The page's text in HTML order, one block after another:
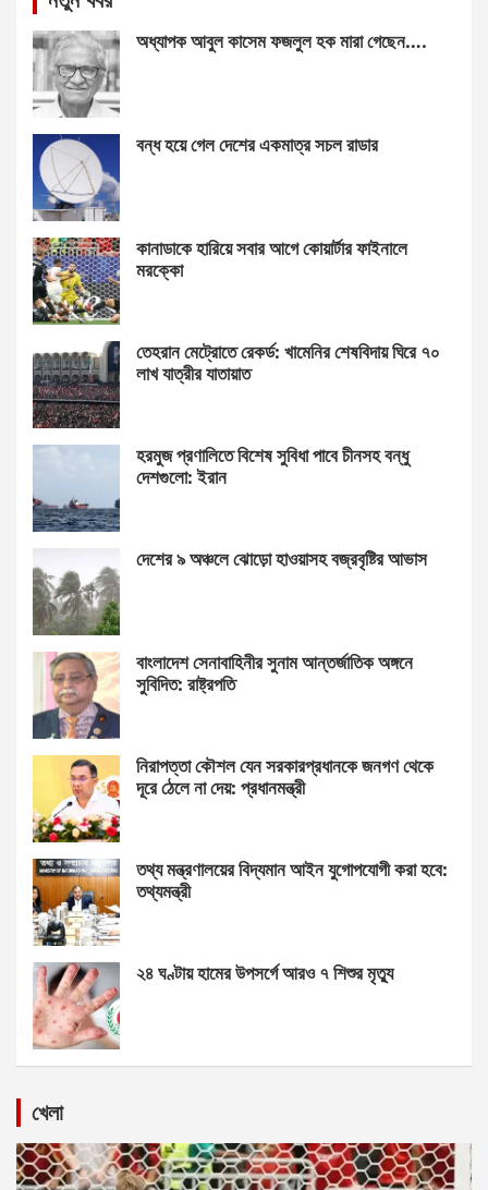
অধ্যাপক আবুল কাসেম ফজলুল হক মারা গেছেন….
বন্ধ হয়ে গেল দেশের একমাত্র সচল রাডার
কানাডাকে হারিয়ে সবার আগে কোয়ার্টার ফাইনালে
মরক্কো
তেহরান মেট্রোতে রেকর্ড: খামেনির শেষবিদায় ঘিরে ৭০
লাখ যাত্রীর যাতায়াত
হরমুজ প্রণালিতে বিশেষ সুবিধা পাবে চীনসহ বন্ধু
দেশগুলো: ইরান
দেশের ৯ অঞ্চলে ঝোড়ো হাওয়াসহ বজ্রবৃষ্টির আভাস
বাংলাদেশ সেনাবাহিনীর সুনাম আন্তর্জাতিক অঙ্গনে
সুবিদিত: রাষ্ট্রপতি
নিরাপত্তা কৌশল যেন সরকারপ্রধানকে জনগণ থেকে
দূরে ঠেলে না দেয়: প্রধানমন্ত্রী
তথ্য মন্ত্রণালয়ের বিদ্যমান আইন যুগোপযোগী করা হবে:
তথ্যমন্ত্রী
২৪ ঘণ্টায় হামের উপসর্গে আরও ৭ শিশুর মৃত্যু
খেলা